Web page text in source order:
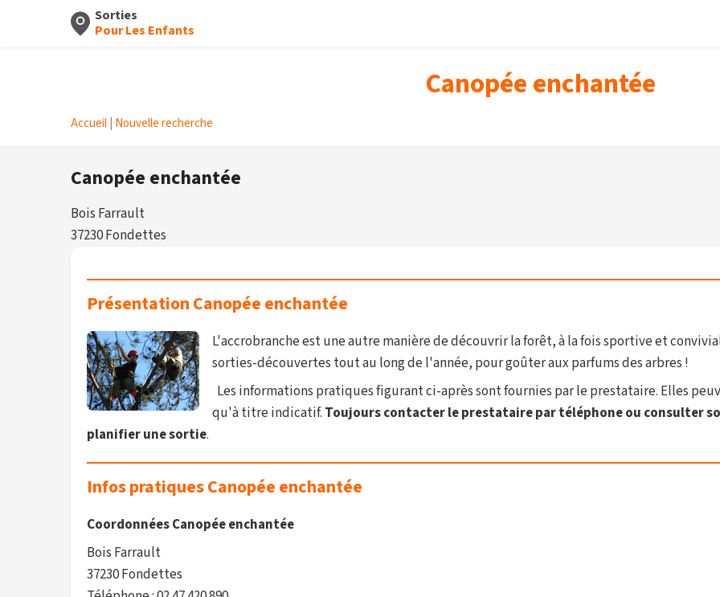
Sorties
Pour Les Enfants
Canopée enchantée
Accueil Nouvelle recherche
Canopée enchantée
Bois Farrault
37230 Fondettes
Présentation Canopée enchantée
L'accrobranche est une autre manière de découvrir la forêt, à la fois sportive et
sorties-découvertes tout au long de l'année, pour goûter aux parfums des arbres !
Les informations pratiques figurant ci-après sont fournies par le prestataire. Elles
qu'à titre indicatif. Toujours contacter le prestataire par téléphone ou consulter
planifier une sortie.
Infos pratiques Canopée enchantée
Coordonnées Canopée enchantée
Bois Farrault
37230 Fondettes